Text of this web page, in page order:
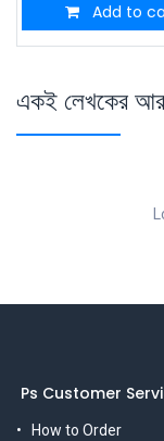
Add to
একই লেখকের
Ps Customer
How to Order